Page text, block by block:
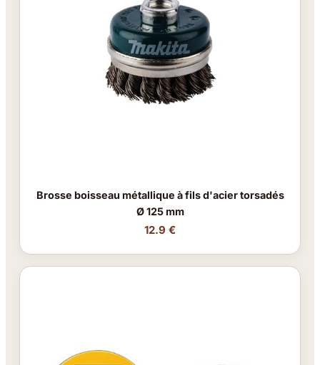
Brosse boisseau métallique à fils d'acier torsadés
Ø 125 mm
12.9 €